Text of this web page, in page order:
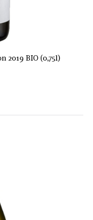
2019 BIO (0,75l)